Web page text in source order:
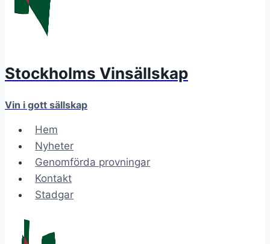
Stockholms Vinsällskap
Vin i gott sällskap
Hem
Nyheter
Genomförda provningar
Kontakt
Stadgar